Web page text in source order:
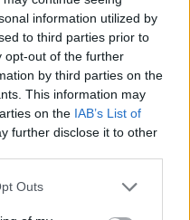
information utilized by
to third parties prior to
opt-out of the further
by third parties on the
This information may
on the IAB’s List of
further disclose it to other
Outs
ha apleistų
rodo atnaujintas
(ŽŪDC)
duomenų rinkinys.